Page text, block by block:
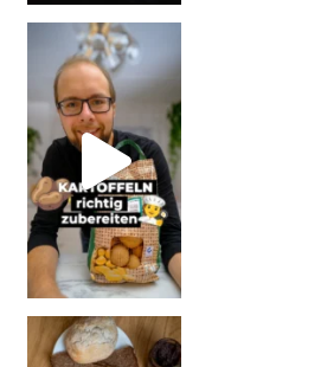
| Werbung Wi